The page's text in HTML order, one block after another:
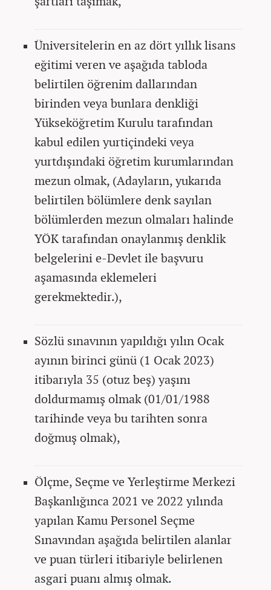
Üniversitelerin en az dört yıllık lisans
eğitimi veren ve aşağıda tabloda
belirtilen öğrenim dallarından
birinden veya bunlara denkliği
Yükseköğretim Kurulu tarafından
kabul edilen yurtiçindeki veya
yurtdışındaki öğretim kurumlarından
mezun olmak, (Adayların, yukarıda
belirtilen bölümlere denk sayılan
bölümlerden mezun olmaları halinde
YÖK tarafından onaylanmış denklik
belgelerini e-Devlet ile başvuru
aşamasında eklemeleri
gerekmektedir.),
Sözlü sınavının yapıldığı yılın Ocak
ayının birinci günü (1 Ocak 2023)
itibarıyla 35 (otuz beş) yaşını
doldurmamış olmak (01/01/1988
tarihinde veya bu tarihten sonra
doğmuş olmak),
Ölçme, Seçme ve Yerleştirme Merkezi
Başkanlığınca 2021 ve 2022 yılında
yapılan Kamu Personel Seçme
Sınavından aşağıda belirtilen alanlar
ve puan türleri itibariyle belirlenen
asgari puanı almış olmak.